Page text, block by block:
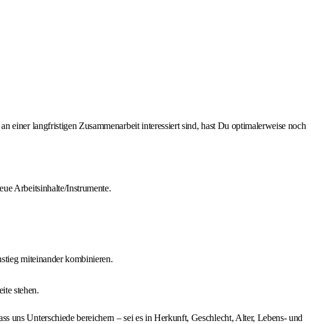
einer langfristigen Zusammenarbeit interessiert sind, hast Du optimalerweise noch
Arbeitsinhalte/Instrumente.
miteinander kombinieren.
stehen.
uns Unterschiede bereichern – sei es in Herkunft, Geschlecht, Alter, Lebens- und